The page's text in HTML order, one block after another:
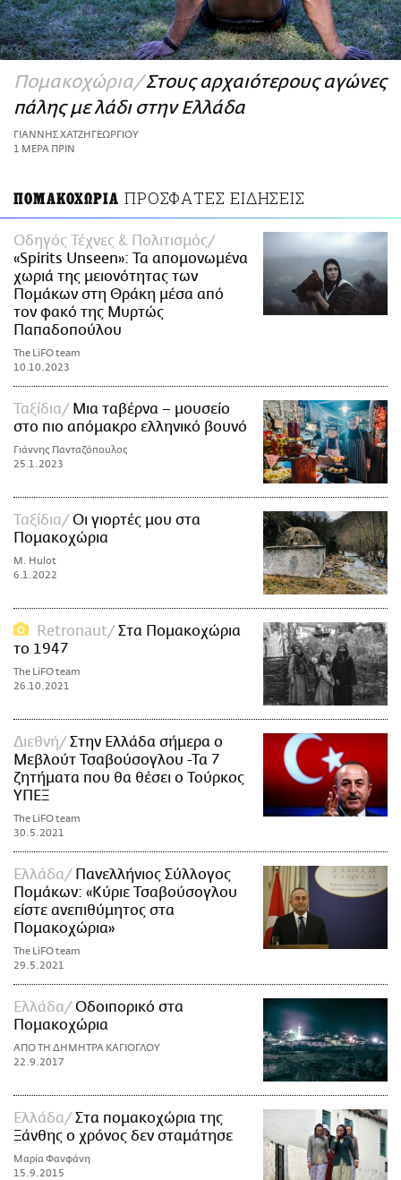
ΑΜΠΑ
PRINT
Πομακοχώρια Στους αρχαιότερους αγώνες
πάλης με λάδι στην Ελλάδα
ΓΙΑΝΝΗΣ ΧΑΤΖΗΓΕΩΡΓΙΟΥ
1 ΜΕΡΑ ΠΡΙΝ
ΠΟΜΑΚΟΧΩΡΙΑ ΠΡΟΣΦΑΤΕΣ ΕΙΔΗΣΕΙΣ
Οδηγός Τέχνες & Πολιτισμός
«Spirits Unseen»: Τα απομονωμένα
χωριά της μειονότητας των
Πομάκων στη Θράκη μέσα από
τον φακό της Μυρτώς
Παπαδοπούλου
The LiFO team
10.10.2023
Ταξίδια
Μια ταβέρνα – μουσείο
στο πιο απόμακρο ελληνικό βουνό
Γιάννης Πανταζόπουλος
25.1.2023
Ταξίδια
Oι γιορτές μου στα
Πομακοχώρια
M. Hulot
6.1.2022
Retronaut
Στα Πομακοχώρια
το 1947
The LiFO team
26.10.2021
Διεθνή
Στην Ελλάδα σήμερα ο
Μεβλούτ Τσαβούσογλου -Τα 7
ζητήματα που θα θέσει ο Τούρκος
ΥΠΕΞ
The LiFO team
30.5.2021
Ελλάδα
Πανελλήνιος Σύλλογος
Πομάκων: «Κύριε Τσαβούσογλου
είστε ανεπιθύμητος στα
Πομακοχώρια»
The LiFO team
29.5.2021
Ελλάδα
Οδοιπορικό στα
Πομακοχώρια
ΑΠΟ ΤΗ ΔΗΜΗΤΡΑ ΚΑΓΙΟΓΛΟΥ
22.9.2017
Ελλάδα
Στα πομακοχώρια της
Ξάνθης ο χρόνος δεν σταμάτησε
Μαρία Φανφάνη
15.9.2015